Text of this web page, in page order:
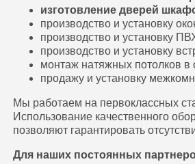
изготовление дверей
производство и установку
производство и установку
производство и установку
монтаж натяжных потолков в
продажу и установку
Мы работаем на первоклассных
Использование качественного
позволяют гарантировать
Для наших постоянных